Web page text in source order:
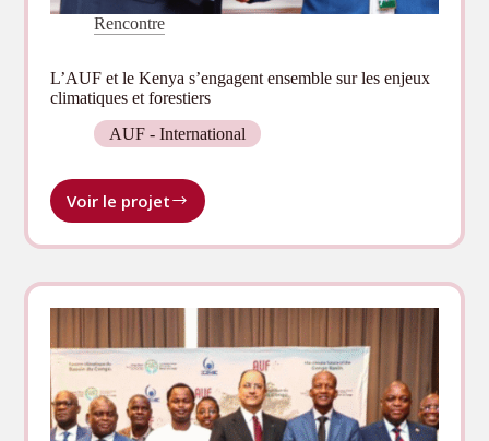
Rencontre
L’AUF et le Kenya s’engagent ensemble sur les enjeux
climatiques et forestiers
AUF - International
Voir le projet
L’AUF
le
ensemble
sur
les
enjeux
climatiques
et